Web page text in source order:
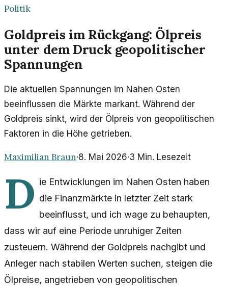
Politik
Goldpreis im Rückgang: Ölpreis
unter dem Druck geopolitischer
Spannungen
Die aktuellen Spannungen im Nahen Osten
beeinflussen die Märkte markant. Während der
Goldpreis sinkt, wird der Ölpreis von geopolitischen
Faktoren in die Höhe getrieben.
Maximilian Braun·8. Mai 2026·3 Min. Lesezeit
D ie Entwicklungen im Nahen Osten haben
die Finanzmärkte in letzter Zeit stark
beeinflusst, und ich wage zu behaupten,
dass wir auf eine Periode unruhiger Zeiten
zusteuern. Während der Goldpreis nachgibt und
Anleger nach stabilen Werten suchen, steigen die
Ölpreise, angetrieben von geopolitischen